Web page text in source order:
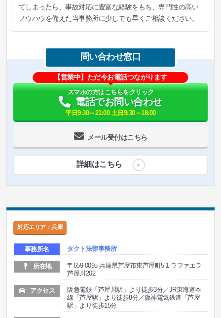
てしまったら、事故対応に豊富な経験をもち、専門性の高い
ノウハウを備えた当事務所に少しでも早くご相談ください。
問い合わせ窓口
メール受付はこちら
【営業中】ただ今お電話つながります
スマホの方はこちらをクリック
電話でお問い合わせ
平日9:30～21:00 土日9:30～18:00
詳細はこちら
対応エリア：兵庫
事務所名 タクト法律事務所
所在地
〒659-0095 兵庫県芦屋市東芦屋町5-1 ラファエラ
芦屋川202
アクセス
阪急電鉄「芦屋川駅」より徒歩3分／JR東海道本
線「芦屋駅」より徒歩8分／阪神電気鉄道「芦屋
駅」より徒歩15分